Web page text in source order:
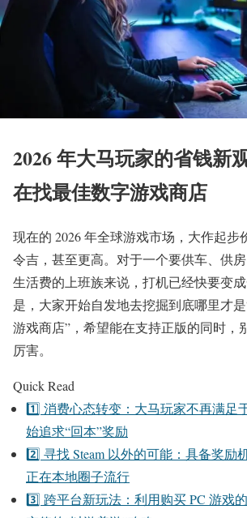
2026 年大马玩家的省钱新
在找最佳数字游戏商店
现在的 2026 年全球游戏市场，大作起步
令吉，甚至更高。对于一个要供车、供
生活费的上班族来说，打机已经快要变
是，大家开始自发地去挖掘到底哪里才
游戏商店”，希望能在支持正版的同时，
厉害。
Quick Read
1️⃣ 消费心态转变：大马玩家不再满足
始追求“回本”奖励
2️⃣ 寻找 Steam 以外的可能：具备奖励
正在本地圈子流行
3️⃣ 跨平台新玩法：利用购买 PC 游戏